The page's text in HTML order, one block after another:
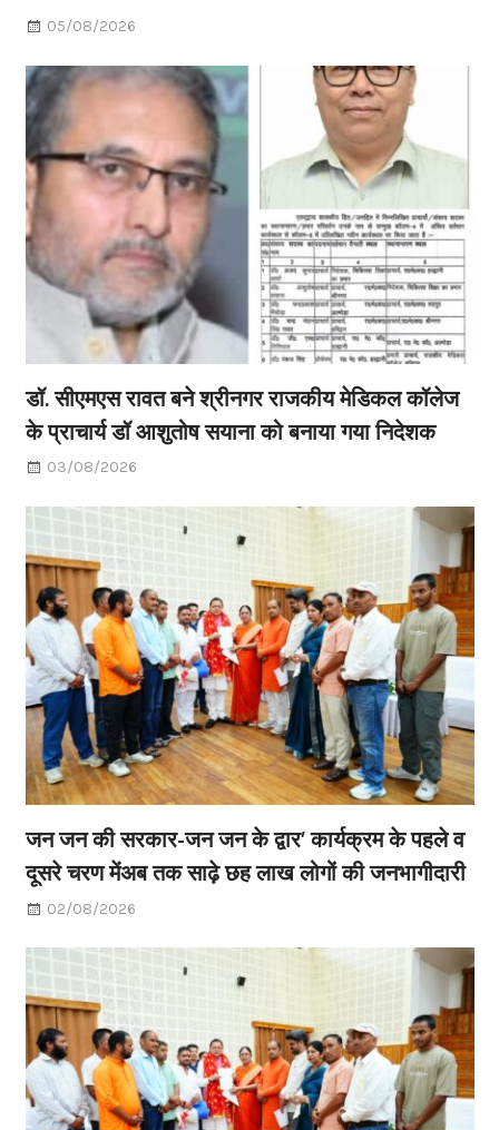
05/08/2026
डॉ. सीएमएस रावत बने श्रीनगर राजकीय मेडिकल कॉलेज
के प्राचार्य डॉ आशुतोष सयाना को बनाया गया निदेशक
03/08/2026
जन जन की सरकार-जन जन के द्वार’ कार्यक्रम के पहले व
दूसरे चरण मेंअब तक साढ़े छह लाख लोगों की जनभागीदारी
02/08/2026